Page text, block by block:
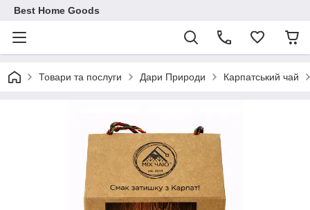
Best Home Goods
Товари та послуги Дари Природи Карпатський чай